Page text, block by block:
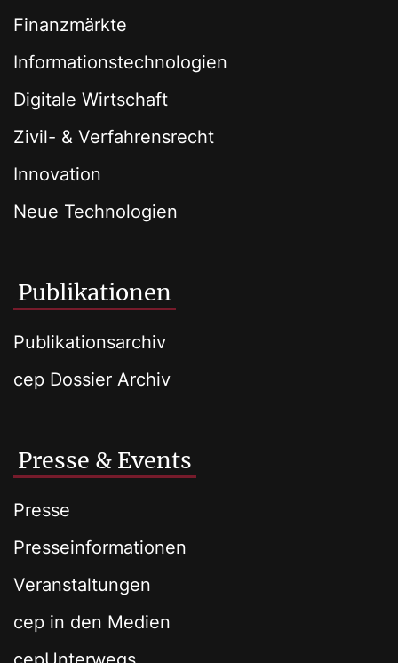
Finanzmärkte
Informationstechnologien
Digitale Wirtschaft
Zivil- & Verfahrensrecht
Innovation
Neue Technologien
Publikationen
Publikationsarchiv
cep Dossier Archiv
Presse & Events
Presse
Presseinformationen
Veranstaltungen
cep in den Medien